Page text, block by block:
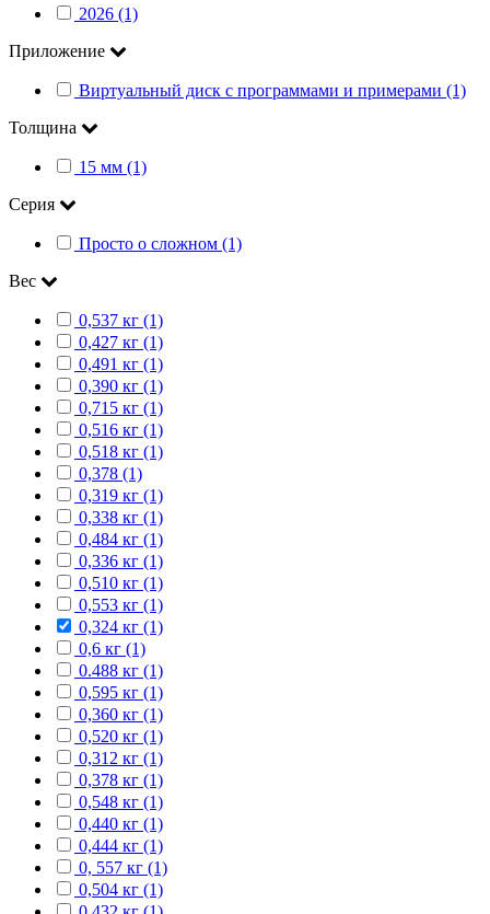
2026 (1)
Приложение
Виртуальный диск с программами и примерами (1)
Толщина
15 мм (1)
Серия
Просто о сложном (1)
Вес
0,537 кг (1)
0,427 кг (1)
0,491 кг (1)
0,390 кг (1)
0,715 кг (1)
0,516 кг (1)
0,518 кг (1)
0,378 (1)
0,319 кг (1)
0,338 кг (1)
0,484 кг (1)
0,336 кг (1)
0,510 кг (1)
0,553 кг (1)
0,324 кг (1)
0,6 кг (1)
0.488 кг (1)
0,595 кг (1)
0,360 кг (1)
0,520 кг (1)
0,312 кг (1)
0,378 кг (1)
0,548 кг (1)
0,440 кг (1)
0,444 кг (1)
0, 557 кг (1)
0,504 кг (1)